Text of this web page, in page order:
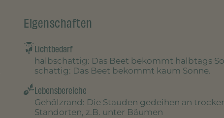
Eigenschaften
Lichtbedarf
halbschattig: Das Beet bekommt halbtags
schattig: Das Beet bekommt kaum Sonne.
Lebensbereiche
Gehölzrand: Die Stauden gedeihen an
Standorten, z.B. unter Bäumen